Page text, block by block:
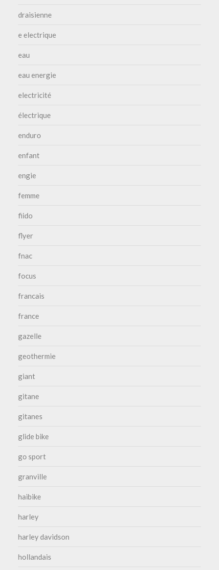
draisienne
e electrique
eau
eau energie
electricité
électrique
enduro
enfant
engie
femme
fiido
flyer
fnac
focus
francais
france
gazelle
geothermie
giant
gitane
gitanes
glide bike
go sport
granville
haibike
harley
harley davidson
hollandais